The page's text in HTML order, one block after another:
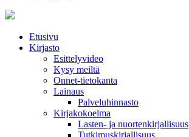
Etusivu
Kirjasto
Esittelyvideo
Kysy meiltä
Onnet-tietokanta
Lainaus
Palveluhinnasto
Kirjakokoelma
Lasten- ja nuortenkirjallisuus
Tutkimuskirjallisuus